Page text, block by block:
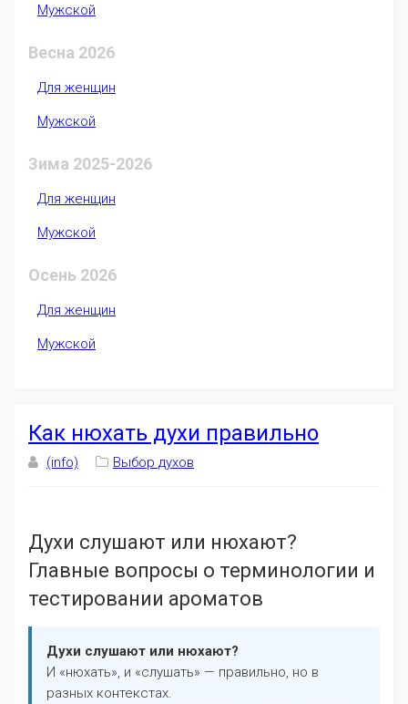
Мужской
Весна 2026
Для женщин
Мужской
Зима 2025-2026
Для женщин
Мужской
Осень 2026
Для женщин
Мужской
Как нюхать духи правильно
(info) Выбор духов
Духи слушают или нюхают?
Главные вопросы о терминологии и
тестировании ароматов
Духи слушают или нюхают?
И «нюхать», и «слушать» — правильно, но в
разных контекстах.